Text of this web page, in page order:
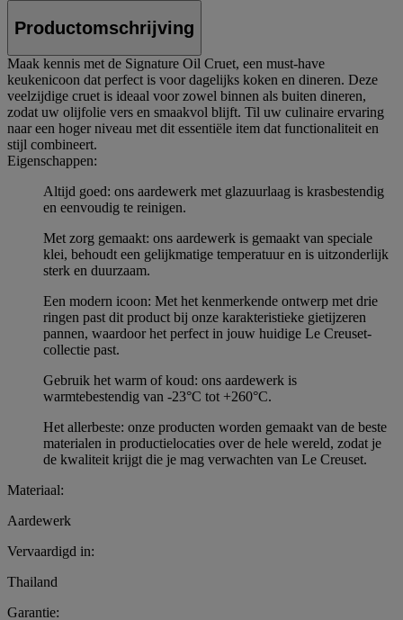
Productomschrijving
Maak kennis met de Signature Oil Cruet, een must-have
keukenicoon dat perfect is voor dagelijks koken en dineren. Deze
veelzijdige cruet is ideaal voor zowel binnen als buiten dineren,
zodat uw olijfolie vers en smaakvol blijft. Til uw culinaire ervaring
naar een hoger niveau met dit essentiële item dat functionaliteit en
stijl combineert.
Eigenschappen:
Altijd goed: ons aardewerk met glazuurlaag is krasbestendig
en eenvoudig te reinigen.
Met zorg gemaakt: ons aardewerk is gemaakt van speciale
klei, behoudt een gelijkmatige temperatuur en is uitzonderlijk
sterk en duurzaam.
Een modern icoon: Met het kenmerkende ontwerp met drie
ringen past dit product bij onze karakteristieke gietijzeren
pannen, waardoor het perfect in jouw huidige Le Creuset-
collectie past.
Gebruik het warm of koud: ons aardewerk is
warmtebestendig van -23°C tot +260°C.
Het allerbeste: onze producten worden gemaakt van de beste
materialen in productielocaties over de hele wereld, zodat je
de kwaliteit krijgt die je mag verwachten van Le Creuset.
Materiaal:
Aardewerk
Vervaardigd in:
Thailand
Garantie: